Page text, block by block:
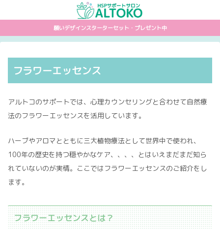
願いデザインスターターセット・プレゼント中
フラワーエッセンス
アルトコのサポートでは、心理カウンセリングと合わせて自然療
法のフラワーエッセンスを活用しています。
ハーブやアロマとともに三大植物療法として世界中で使われ、
100年の歴史を持つ穏やかなケア、、、、とはいえまだまだ知ら
れていないのが実情。ここではフラワーエッセンスのご紹介をし
ます。
フラワーエッセンスとは？